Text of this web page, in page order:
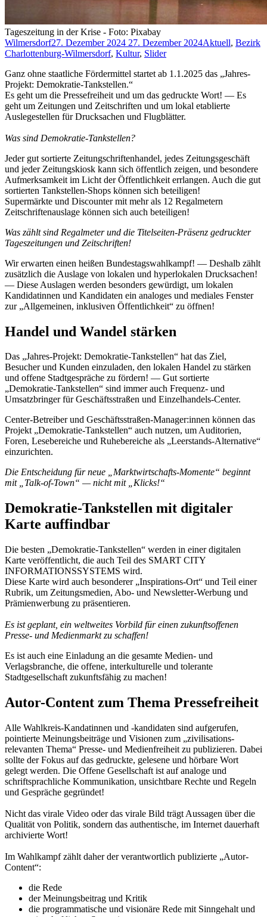
Tageszeitung in der Krise - Foto: Pixabay
Wilmersdorf27. Dezember 2024 27. Dezember 2024Aktuell, Bezirk
Charlottenburg-Wilmersdorf, Kultur, Slider
Ganz ohne staatliche Fördermittel startet ab 1.1.2025 das „Jahres-
Projekt: Demokratie-Tankstellen.“
Es geht um die Pressefreiheit und um das gedruckte Wort! — Es
geht um Zeitungen und Zeitschriften und um lokal etablierte
Auslegestellen für Drucksachen und Flugblätter.
Was sind Demokratie-Tankstellen?
Jeder gut sortierte Zeitungschriftenhandel, jedes Zeitungsgeschäft
und jeder Zeitungskiosk kann sich öffentlich zeigen, und besondere
Aufmerksamkeit im Licht der Öffentlichkeit errlangen. Auch die gut
sortierten Tankstellen-Shops können sich beteiligen!
Supermärkte und Discounter mit mehr als 12 Regalmetern
Zeitschriftenauslage können sich auch beteiligen!
Was zählt sind Regalmeter und die Titelseiten-Präsenz gedruckter
Tageszeitungen und Zeitschriften!
Wir erwarten einen heißen Bundestagswahlkampf! — Deshalb zählt
zusätzlich die Auslage von lokalen und hyperlokalen Drucksachen!
— Diese Auslagen werden besonders gewürdigt, um lokalen
Kandidatinnen und Kandidaten ein analoges und mediales Fenster
zur „Allgemeinen, inklusiven Öffentlichkeit“ zu öffnen!
Handel und Wandel stärken
Das „Jahres-Projekt: Demokratie-Tankstellen“ hat das Ziel,
Besucher und Kunden einzuladen, den lokalen Handel zu stärken
und offene Stadtgespräche zu fördern! — Gut sortierte
„Demokratie-Tankstellen“ sind immer auch Frequenz- und
Umsatzbringer für Geschäftsstraßen und Einzelhandels-Center.
Center-Betreiber und Geschäftsstraßen-Manager:innen können das
Projekt „Demokratie-Tankstellen“ auch nutzen, um Auditorien,
Foren, Lesebereiche und Ruhebereiche als „Leerstands-Alternative“
einzurichten.
Die Entscheidung für neue „Marktwirtschafts-Momente“ beginnt
mit „Talk-of-Town“ — nicht mit „Klicks!“
Demokratie-Tankstellen mit digitaler
Karte auffindbar
Die besten „Demokratie-Tankstellen“ werden in einer digitalen
Karte veröffentlicht, die auch Teil des SMART CITY
INFORMATIONSSYSTEMS wird.
Diese Karte wird auch besonderer „Inspirations-Ort“ und Teil einer
Rubrik, um Zeitungsmedien, Abo- und Newsletter-Werbung und
Prämienwerbung zu präsentieren.
Es ist geplant, ein weltweites Vorbild für einen zukunftsoffenen
Presse- und Medienmarkt zu schaffen!
Es ist auch eine Einladung an die gesamte Medien- und
Verlagsbranche, die offene, interkulturelle und tolerante
Stadtgesellschaft zukunftsfähig zu machen!
Autor-Content zum Thema Pressefreiheit
Alle Wahlkreis-Kandatinnen und -kandidaten sind aufgerufen,
pointierte Meinungsbeiträge und Visionen zum „zivilisations-
relevanten Thema“ Presse- und Medienfreiheit zu publizieren. Dabei
sollte der Fokus auf das gedruckte, gelesene und hörbare Wort
gelegt werden. Die Offene Gesellschaft ist auf analoge und
schriftsprachliche Kommunikation, unsichtbare Rechte und Regeln
und Gespräche gegründet!
Nicht das virale Video oder das virale Bild trägt Aussagen über die
Qualität von Politik, sondern das authentische, im Internet dauerhaft
archivierte Wort!
Im Wahlkampf zählt daher der verantwortlich publizierte „Autor-
Content“:
die Rede
der Meinungsbeitrag und Kritik
die programmatische und visionäre Rede mit Sinngehalt und